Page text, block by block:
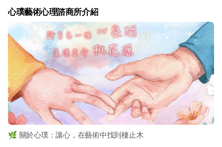
心璞藝術心理諮商所介紹
🌿 關於心璞：讓心，在藝術中找到棲止木